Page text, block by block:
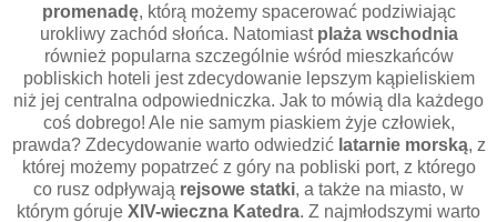
promenadę, którą możemy spacerować podziwiając
urokliwy zachód słońca. Natomiast plaża wschodnia
również popularna szczególnie wśród mieszkańców
pobliskich hoteli jest zdecydowanie lepszym kąpieliskiem
niż jej centralna odpowiedniczka. Jak to mówią dla każdego
coś dobrego! Ale nie samym piaskiem żyje człowiek,
prawda? Zdecydowanie warto odwiedzić latarnie morską, z
której możemy popatrzeć z góry na pobliski port, z którego
co rusz odpływają rejsowe statki, a także na miasto, w
którym góruje XIV-wieczna Katedra. Z najmłodszymi warto